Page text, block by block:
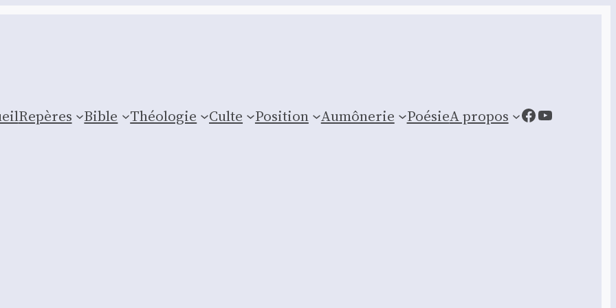
Repères Bible Théologie Culte Posi­tion Aumônerie PoésieA propos Facebook
YouTube